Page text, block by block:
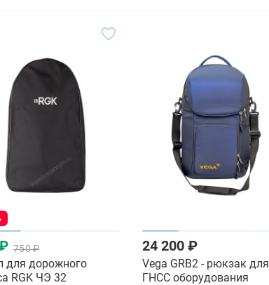
750 ₽
для дорожного
RGK ЧЭ 32
24 200 ₽
Vega GRB2 - рюкзак для
ГНСС оборудования